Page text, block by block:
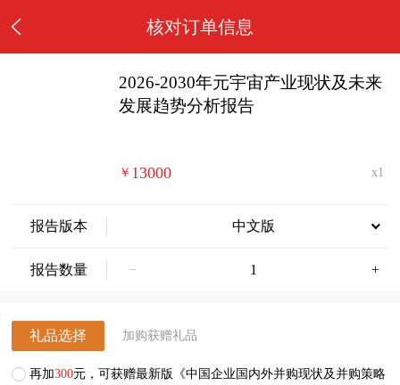
核对订单信息
2026-2030年元宇宙产业现状及未来
发展趋势分析报告
￥ 13000 x1
报告版本 中文版
报告数量 − +
礼品选择 加购获赠礼品
再加300元，可获赠最新版《中国企业国内外并购现状及并购策略